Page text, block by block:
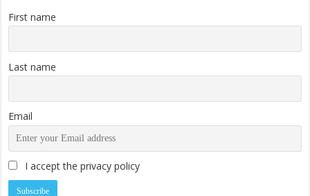
First name
Last name
Email
I accept the privacy policy